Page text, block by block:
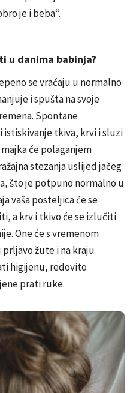
je i beba“.
u danima babinja?
se vraćaju u normalno
i spušta na svoje
Spontane
tkiva, krvi i sluzi
će polaganjem
stezanja uslijed jačeg
što je potpuno normalno u
vaša posteljica će se
a krv i tkivo će se izlučiti
One će s vremenom
žute i na kraju
higijenu, redovito
prati ruke.